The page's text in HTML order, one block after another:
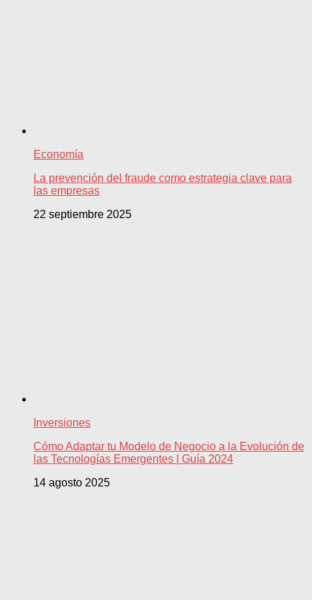
Economía
La prevención del fraude como estrategia clave para
las empresas
22 septiembre 2025
Inversiones
Cómo Adaptar tu Modelo de Negocio a la Evolución de
las Tecnologías Emergentes | Guía 2024
14 agosto 2025